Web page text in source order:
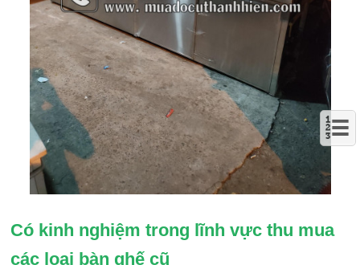
Có kinh nghiệm trong lĩnh vực thu mua
các loại bàn ghế cũ